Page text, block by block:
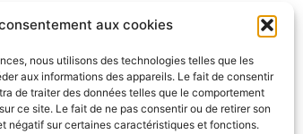
aux cookies
nous utilisons des technologies telles que les
aux informations des appareils. Le fait de consentir
de traiter des données telles que le comportement
ce site. Le fait de ne pas consentir ou de retirer son
négatif sur certaines caractéristiques et fonctions.